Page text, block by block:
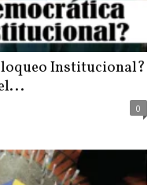
Institucional?
0